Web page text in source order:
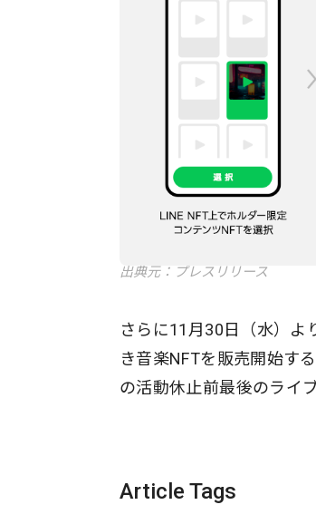
出典元：プレスリリース
さらに11月30日（水）よ
き音楽NFTを販売開始す
の活動休止前最後のライ
Article Tags